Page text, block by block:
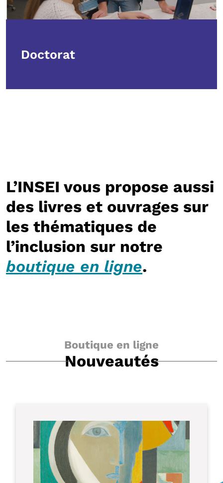
Doctorat
L’INSEI vous propose aussi
des livres et ouvrages sur
les thématiques de
l’inclusion sur notre
boutique en ligne.
Boutique en ligne
Nouveautés